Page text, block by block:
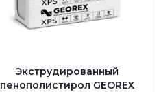
Экструдированный
пенополистирол GEOREX